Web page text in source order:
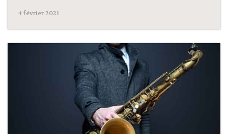
4 février 2021